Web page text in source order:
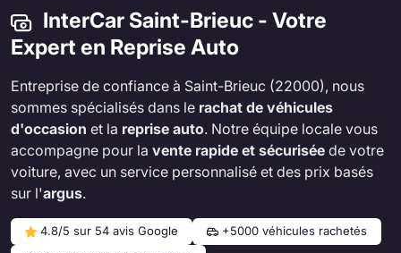
InterCar Saint-Brieuc - Votre
Expert en Reprise Auto
Entreprise de confiance à Saint-Brieuc (22000), nous
sommes spécialisés dans le rachat de véhicules
d'occasion et la reprise auto. Notre équipe locale vous
accompagne pour la vente rapide et sécurisée de votre
voiture, avec un service personnalisé et des prix basés
sur l'argus.
4.8/5 sur 54 avis Google
+5000 véhicules rachetés